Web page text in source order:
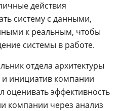
действия
систему с данными,
к реальным, чтобы
системы в работе.
отдела архитектуры
и инициатив компании
оценивать эффективность
компании через анализ